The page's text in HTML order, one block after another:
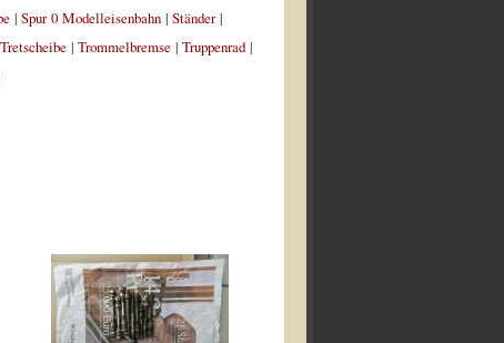
| Spur 0 Modelleisenbahn| Ständer|
Tretscheibe| Trommelbremse| Truppenrad|